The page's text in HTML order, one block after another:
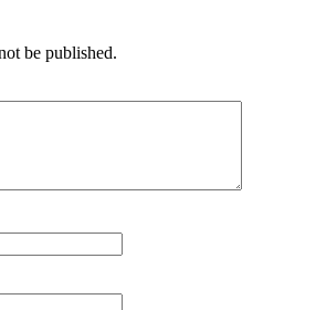
be published.